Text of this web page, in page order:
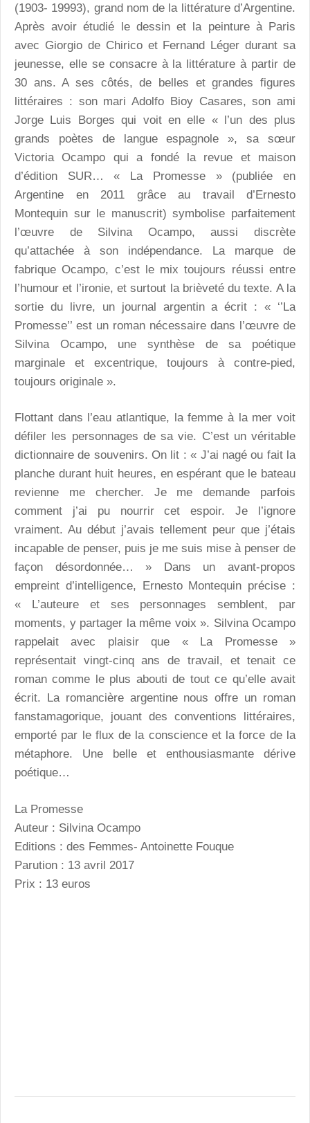
(1903- 19993), grand nom de la littérature d’Argentine.
Après avoir étudié le dessin et la peinture à Paris
avec Giorgio de Chirico et Fernand Léger durant sa
jeunesse, elle se consacre à la littérature à partir de
30 ans. A ses côtés, de belles et grandes figures
littéraires : son mari Adolfo Bioy Casares, son ami
Jorge Luis Borges qui voit en elle « l’un des plus
grands poètes de langue espagnole », sa sœur
Victoria Ocampo qui a fondé la revue et maison
d’édition SUR… « La Promesse » (publiée en
Argentine en 2011 grâce au travail d’Ernesto
Montequin sur le manuscrit) symbolise parfaitement
l’œuvre de Silvina Ocampo, aussi discrète
qu’attachée à son indépendance. La marque de
fabrique Ocampo, c’est le mix toujours réussi entre
l’humour et l’ironie, et surtout la brièveté du texte. A la
sortie du livre, un journal argentin a écrit : « ‘’La
Promesse’’ est un roman nécessaire dans l’œuvre de
Silvina Ocampo, une synthèse de sa poétique
marginale et excentrique, toujours à contre-pied,
toujours originale ».
Flottant dans l’eau atlantique, la femme à la mer voit
défiler les personnages de sa vie. C’est un véritable
dictionnaire de souvenirs. On lit : « J’ai nagé ou fait la
planche durant huit heures, en espérant que le bateau
revienne me chercher. Je me demande parfois
comment j’ai pu nourrir cet espoir. Je l’ignore
vraiment. Au début j’avais tellement peur que j’étais
incapable de penser, puis je me suis mise à penser de
façon désordonnée… » Dans un avant-propos
empreint d’intelligence, Ernesto Montequin précise :
« L’auteure et ses personnages semblent, par
moments, y partager la même voix ». Silvina Ocampo
rappelait avec plaisir que « La Promesse »
représentait vingt-cinq ans de travail, et tenait ce
roman comme le plus abouti de tout ce qu’elle avait
écrit. La romancière argentine nous offre un roman
fanstamagorique, jouant des conventions littéraires,
emporté par le flux de la conscience et la force de la
métaphore. Une belle et enthousiasmante dérive
poétique…
La Promesse
Auteur : Silvina Ocampo
Editions : des Femmes- Antoinette Fouque
Parution : 13 avril 2017
Prix : 13 euros